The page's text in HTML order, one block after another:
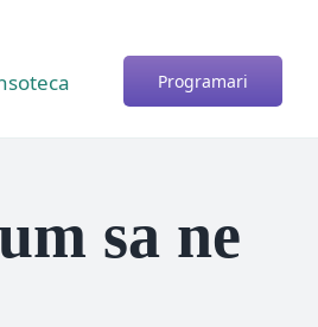
Programari
sa ne